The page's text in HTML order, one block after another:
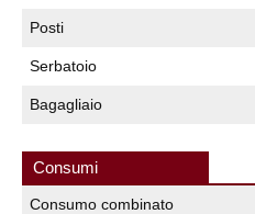
Posti
Serbatoio
Bagagliaio
Consumi
Consumo combinato